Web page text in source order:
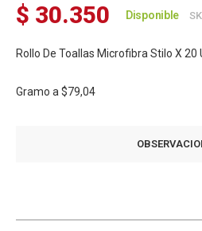
$ 30.350 Disponible
Rollo De Toallas Microfibra Stilo X 20
Gramo a $79,04